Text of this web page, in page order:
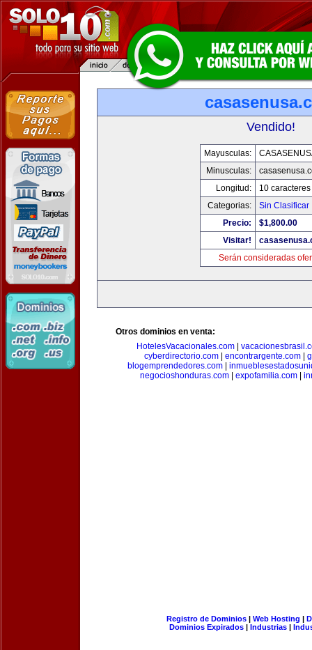
Vendido!
Mayusculas:
Minusculas:
Longitud:
10 caracteres
Categorias:
Sin Clasificar
Precio:
$1,800.00
Visitar!
Serán consideradas
Otros dominios en venta:
HotelesVacacionales.com|
cyberdirectorio.com| encontrargente.com|
blogemprendedores.com
negocioshonduras.com| expofamilia.com|
Registro de Dominios| Web Hosting |
Dominios Expirados | Industrias |